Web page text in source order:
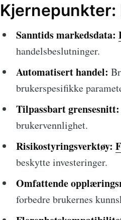
Kjernepunkter:
Sanntids markedsdata:
handelsbeslutninger.
Automatisert handel:
brukerspesifikke
Tilpassbart grensesnitt:
brukervennlighet.
Risikostyringsverktøy:
beskytte investeringer.
Omfattende
forbedre brukernes